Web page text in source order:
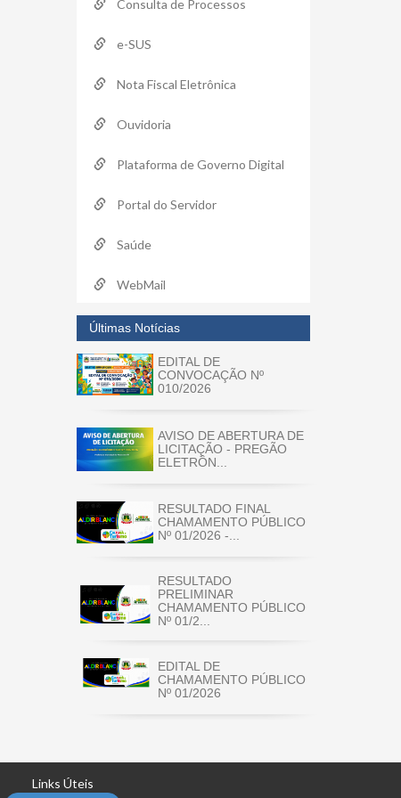
Consulta de Processos
e-SUS
Nota Fiscal Eletrônica
Ouvidoria
Plataforma de Governo Digital
Portal do Servidor
Saúde
WebMail
Últimas Notícias
EDITAL DE
CONVOCAÇÃO Nº
010/2026
AVISO DE ABERTURA DE
LICITAÇÃO - PREGÃO
ELETRÔN...
RESULTADO FINAL
CHAMAMENTO PÚBLICO
Nº 01/2026 -...
RESULTADO
PRELIMINAR
CHAMAMENTO PÚBLICO
Nº 01/2...
EDITAL DE
CHAMAMENTO PÚBLICO
Nº 01/2026
Links Úteis